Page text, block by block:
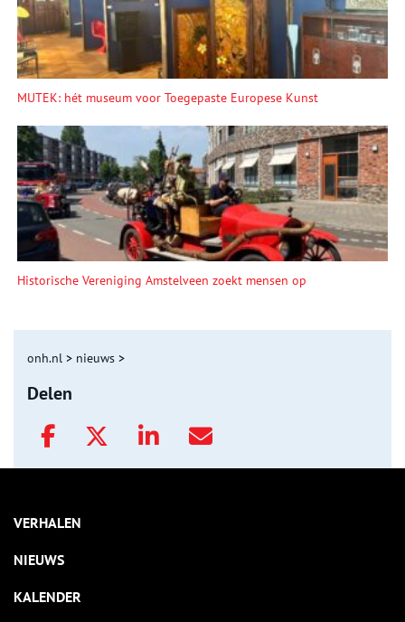
MUTEK: hét museum voor Toegepaste Europese Kunst
Historische Vereniging Amstelveen zoekt mensen op
onh.nl > nieuws >
Delen
VERHALEN
NIEUWS
KALENDER